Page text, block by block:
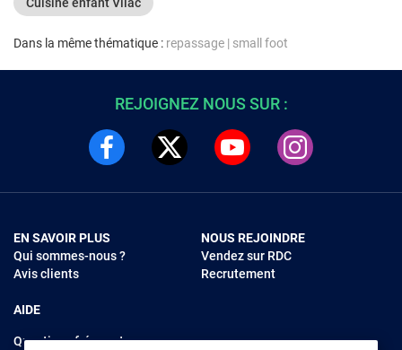
Dans la même thématique : repassage | small foot
REJOIGNEZ NOUS SUR :
EN SAVOIR PLUS
Qui sommes-nous ?
Avis clients
AIDE
Questions fréquentes
NOUS REJOINDRE
Vendez sur RDC
Recrutement